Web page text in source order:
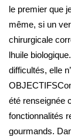
le premier que
même, si un
chirurgicale
lhuile
difficultés, elle
été renseignée
fonctionnalités
gourmands.